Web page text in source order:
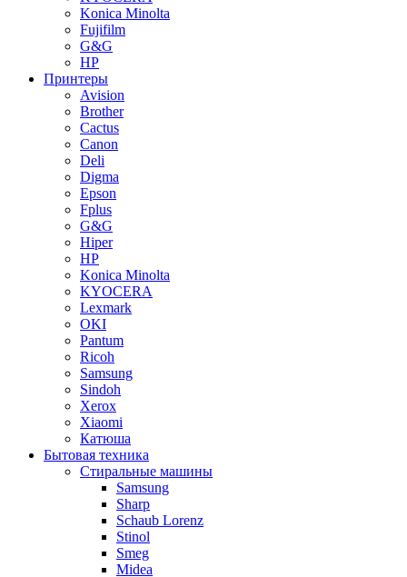
Konica Minolta
Fujifilm
G&G
HP
Принтеры
Avision
Brother
Cactus
Canon
Deli
Digma
Epson
Fplus
G&G
Hiper
HP
Konica Minolta
KYOCERA
Lexmark
OKI
Pantum
Ricoh
Samsung
Sindoh
Xerox
Xiaomi
Катюша
Бытовая техника
Стиральные машины
Samsung
Sharp
Schaub Lorenz
Stinol
Smeg
Midea